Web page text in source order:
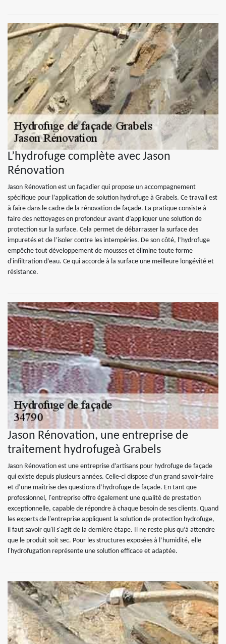
L’hydrofuge complète avec Jason
Rénovation
Jason Rénovation est un façadier qui propose un accompagnement
spécifique pour l’application de solution hydrofuge à Grabels. Ce travail est
à faire dans le cadre de la rénovation de façade. La pratique consiste à
faire des nettoyages en profondeur avant d’appliquer une solution de
protection sur la surface. Cela permet de débarrasser la surface des
impuretés et de l’isoler contre les intempéries. De son côté, l’hydrofuge
empêche tout développement de mousses et élimine toute forme
d'infiltration d’eau. Ce qui accorde à la surface une meilleure longévité et
résistance.
Jason Rénovation, une entreprise de
traitement hydrofugeà Grabels
Jason Rénovation est une entreprise d’artisans pour hydrofuge de façade
qui existe depuis plusieurs années. Celle-ci dispose d’un grand savoir-faire
et d’une maîtrise des questions d’hydrofuge de façade. En tant que
professionnel, l'entreprise offre également une qualité de prestation
exceptionnelle, capable de répondre à chaque besoin de ses clients. Quand
les experts de l'entreprise appliquent la solution de protection hydrofuge,
il faut savoir qu'il s'agit de la dernière étape. Il ne reste plus qu’à attendre
que le produit soit sec. Pour les structures exposées à l’humidité, elle
l'hydrofugation représente une solution efficace et adaptée.